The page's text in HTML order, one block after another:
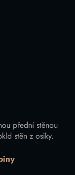
přední stěnou
stěn z osiky.